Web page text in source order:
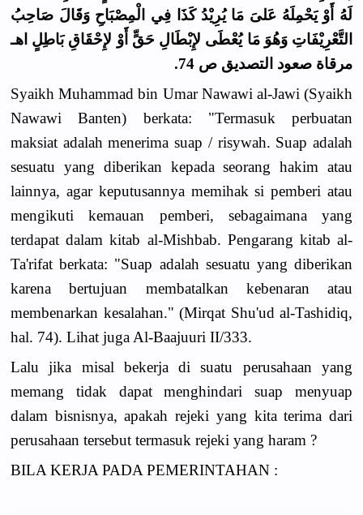
لَهُ أَوْ يَحْمِلَهُ عَلىَ مَا يُرِيْدُ كَذَا فِي الْمِصْبَاحِ وَقَالَ صَاحِبُ
التَّعْرِيْفَاتِ وَهُوَ مَا يُعْطَى لإِبْطَالِ حَقٍّ أَوْ لإِحْقَاقِ بَاطِلٍ اهـ
مرقاة صعود التصديق ص 74.
Syaikh Muhammad bin Umar Nawawi al-Jawi (Syaikh
Nawawi Banten) berkata: "Termasuk perbuatan
maksiat adalah menerima suap / risywah. Suap adalah
sesuatu yang diberikan kepada seorang hakim atau
lainnya, agar keputusannya memihak si pemberi atau
mengikuti kemauan pemberi, sebagaimana yang
terdapat dalam kitab al-Mishbab. Pengarang kitab al-
Ta'rifat berkata: "Suap adalah sesuatu yang diberikan
karena bertujuan membatalkan kebenaran atau
membenarkan kesalahan." (Mirqat Shu'ud al-Tashidiq,
hal. 74). Lihat juga Al-Baajuuri II/333.
Lalu jika misal bekerja di suatu perusahaan yang
memang tidak dapat menghindari suap menyuap
dalam bisnisnya, apakah rejeki yang kita terima dari
perusahaan tersebut termasuk rejeki yang haram ?
BILA KERJA PADA PEMERINTAHAN :